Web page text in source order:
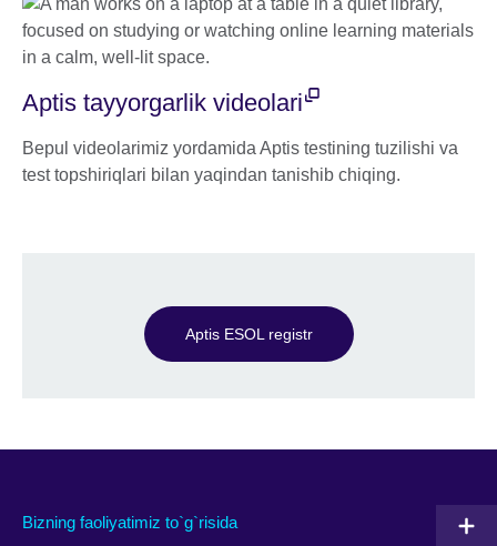
Aptis tayyorgarlik videolari
Bepul videolarimiz yordamida Aptis testining tuzilishi va
test topshiriqlari bilan yaqindan tanishib chiqing.
Aptis ESOL registr
Bizning faoliyatimiz to`g`risida